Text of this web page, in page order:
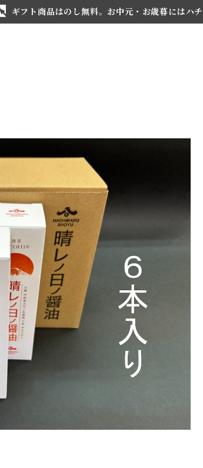
ギフト商品はのし無料。お中元・お歳暮にはハ